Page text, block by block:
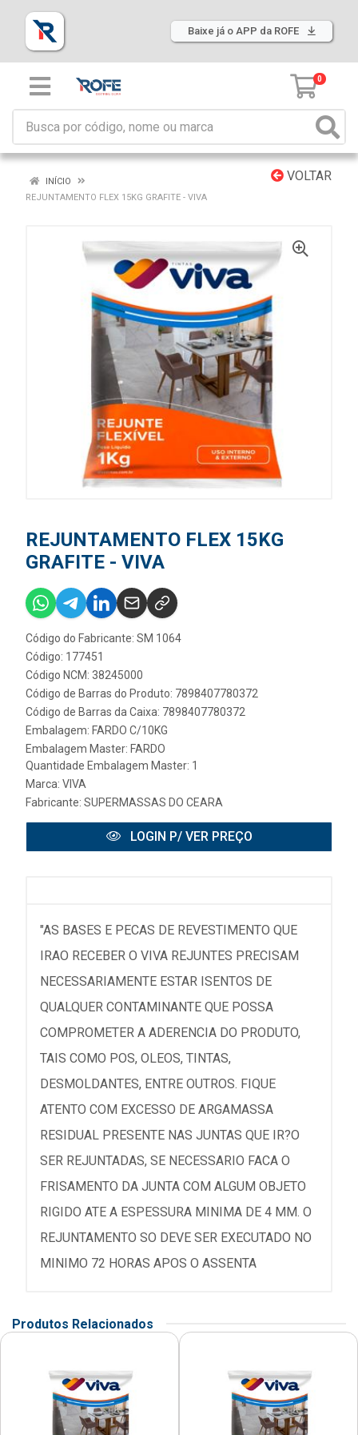
Baixe já o APP da ROFE
0
VOLTAR
INÍCIO
REJUNTAMENTO FLEX 15KG GRAFITE - VIVA
REJUNTAMENTO FLEX 15KG
GRAFITE - VIVA
Código do Fabricante: SM 1064
Código: 177451
Código NCM: 38245000
Código de Barras do Produto: 7898407780372
Código de Barras da Caixa: 7898407780372
Embalagem: FARDO C/10KG
Embalagem Master: FARDO
Quantidade Embalagem Master: 1
Marca: VIVA
Fabricante: SUPERMASSAS DO CEARA
LOGIN P/ VER PREÇO
"AS BASES E PECAS DE REVESTIMENTO QUE
IRAO RECEBER O VIVA REJUNTES PRECISAM
NECESSARIAMENTE ESTAR ISENTOS DE
QUALQUER CONTAMINANTE QUE POSSA
COMPROMETER A ADERENCIA DO PRODUTO,
TAIS COMO POS, OLEOS, TINTAS,
DESMOLDANTES, ENTRE OUTROS. FIQUE
ATENTO COM EXCESSO DE ARGAMASSA
RESIDUAL PRESENTE NAS JUNTAS QUE IR?O
SER REJUNTADAS, SE NECESSARIO FACA O
FRISAMENTO DA JUNTA COM ALGUM OBJETO
RIGIDO ATE A ESPESSURA MINIMA DE 4 MM. O
REJUNTAMENTO SO DEVE SER EXECUTADO NO
MINIMO 72 HORAS APOS O ASSENTA
Produtos Relacionados